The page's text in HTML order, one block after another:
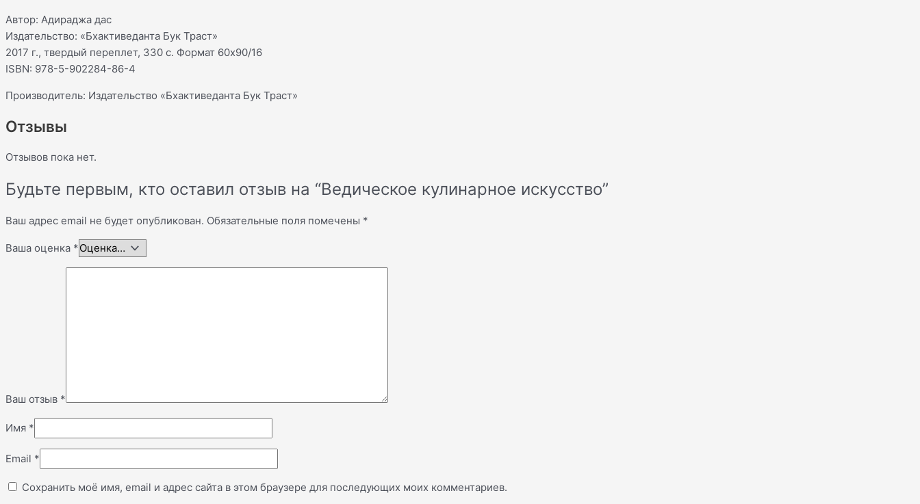
Автор: Адираджа дас
Издательство: «Бхактиведанта Бук Траст»
2017 г., твердый переплет, 330 c. Формат 60х90/16
ISBN: 978-5-902284-86-4
Производитель: Издательство «Бхактиведанта Бук Траст»
Отзывы
Отзывов пока нет.
Будьте первым, кто оставил отзыв на “Ведическое кулинарное искусство”
Ваш адрес email не будет опубликован. Обязательные поля помечены *
Ваша оценка *
Ваш отзыв *
Имя *
Email *
Сохранить моё имя, email и адрес сайта в этом браузере для последующих моих комментариев.